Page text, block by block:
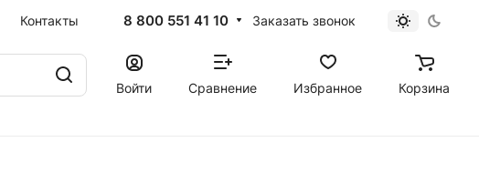
Контакты 8 800 551 41 10 Заказать звонок
Войти Сравнение Избранное Корзина